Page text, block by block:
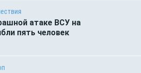
атаке ВСУ на
пять человек